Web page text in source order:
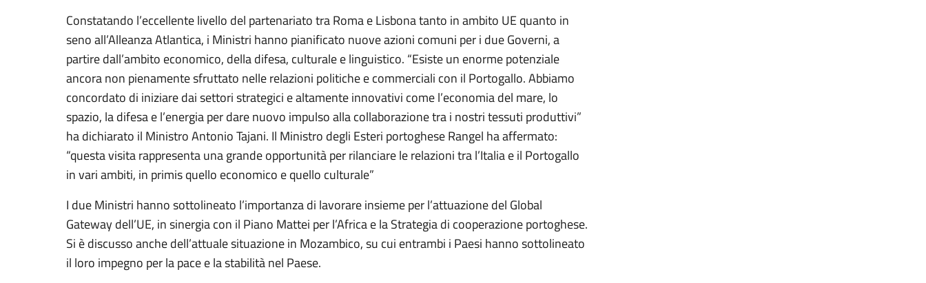
Constatando l’eccellente livello del partenariato tra Roma e Lisbona tanto in ambito UE quanto in
seno all’Alleanza Atlantica, i Ministri hanno pianificato nuove azioni comuni per i due Governi, a
partire dall’ambito economico, della difesa, culturale e linguistico. “Esiste un enorme potenziale
ancora non pienamente sfruttato nelle relazioni politiche e commerciali con il Portogallo. Abbiamo
concordato di iniziare dai settori strategici e altamente innovativi come l’economia del mare, lo
spazio, la difesa e l’energia per dare nuovo impulso alla collaborazione tra i nostri tessuti produttivi”
ha dichiarato il Ministro Antonio Tajani. Il Ministro degli Esteri portoghese Rangel ha affermato:
“questa visita rappresenta una grande opportunità per rilanciare le relazioni tra l’Italia e il Portogallo
in vari ambiti, in primis quello economico e quello culturale”
I due Ministri hanno sottolineato l’importanza di lavorare insieme per l’attuazione del Global
Gateway dell’UE, in sinergia con il Piano Mattei per l’Africa e la Strategia di cooperazione portoghese.
Si è discusso anche dell’attuale situazione in Mozambico, su cui entrambi i Paesi hanno sottolineato
il loro impegno per la pace e la stabilità nel Paese.